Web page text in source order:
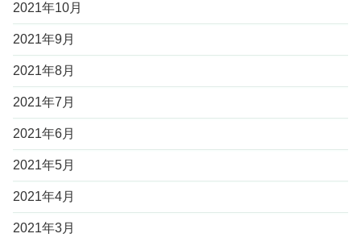
2021年10月
2021年9月
2021年8月
2021年7月
2021年6月
2021年5月
2021年4月
2021年3月